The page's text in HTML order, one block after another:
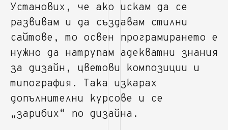
Установих, че ако искам да се
развивам и да създавам стилни
сайтове, то освен програмирането е
нужно да натрупам адекватни знания
за дизайн, цветови композиции и
типография. Така изкарах
допълнителни курсове и се
„зарибих“ по дизайна.